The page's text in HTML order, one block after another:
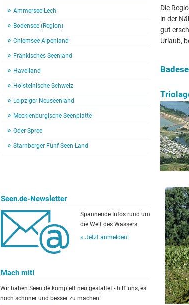
Ammersee-Lech
Bodensee (Region)
Chiemsee-Alpenland
Fränkisches Seenland
Havelland
Holsteinische Schweiz
Leipziger Neuseenland
Mecklenburgische Seenplatte
Oder-Spree
Starnberger Fünf-Seen-Land
Seen.de-Newsletter
Spannende Infos rund um
die Welt des Wassers.
Jetzt anmelden!
Mach mit!
Wir haben Seen.de komplett neu gestaltet - hilf' uns, es
noch schöner und besser zu machen!
Die
in der
gut
Urlaub,